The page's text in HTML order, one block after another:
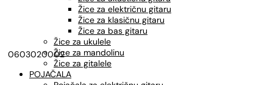
Žice za električnu gitaru
Žice za klasičnu gitaru
Žice za bas gitaru
Žice za ukulele
Žice za mandolinu
Žice za gitalele
POJAČALA
0603020002